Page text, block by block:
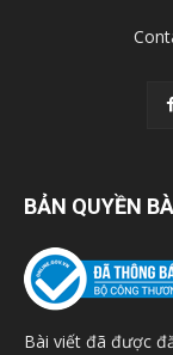
BẢN QUYỀN
Bài viết đã được